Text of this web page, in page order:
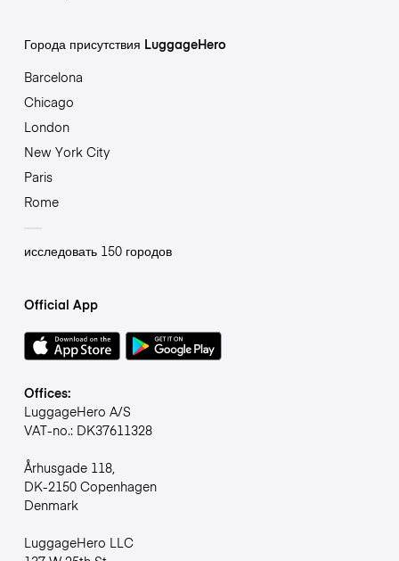
Города присутствия LuggageHero
Barcelona
Chicago
London
New York City
Paris
Rome
исследовать 150 городов
Official App
Offices:
LuggageHero A/S
VAT-no.: DK37611328
Århusgade 118,
DK-2150 Copenhagen
Denmark
LuggageHero LLC